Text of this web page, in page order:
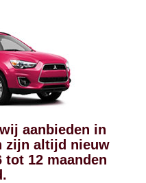
aanbieden in
zijn altijd nieuw
12 maanden